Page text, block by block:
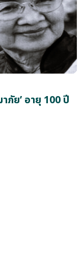
ภัย’ อายุ 100 ปี